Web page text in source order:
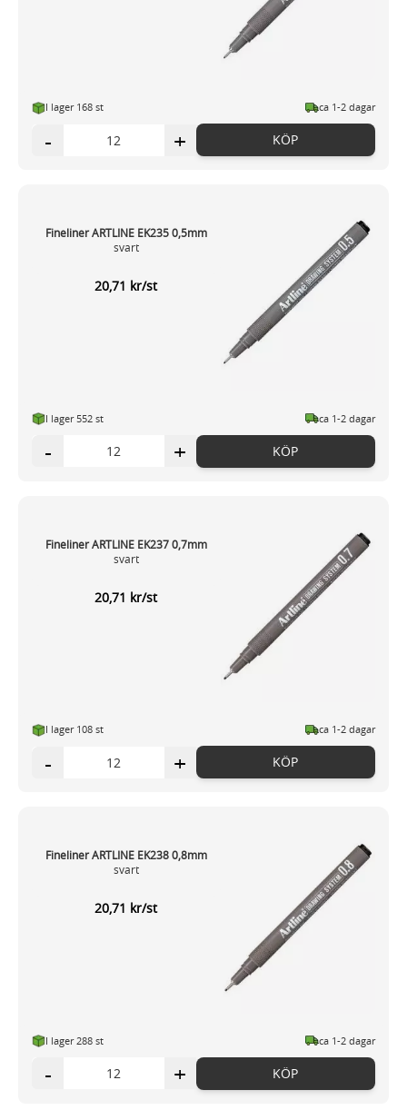
I lager 168 st ca 1-2 dagar
- + KÖP
Fineliner ARTLINE EK235 0,5mm
svart
20,71 kr/st
I lager 552 st ca 1-2 dagar
- + KÖP
Fineliner ARTLINE EK237 0,7mm
svart
20,71 kr/st
I lager 108 st ca 1-2 dagar
- + KÖP
Fineliner ARTLINE EK238 0,8mm
svart
20,71 kr/st
I lager 288 st ca 1-2 dagar
- + KÖP